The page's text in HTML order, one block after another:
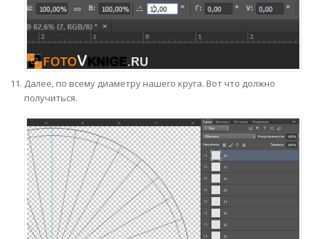
Далее, по всему диаметру нашего круга. Вот что должно
получиться.